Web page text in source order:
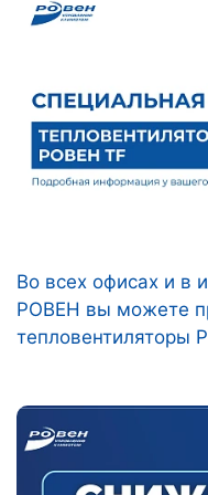
Во всех офисах и в
РОВЕН вы можете
тепловентиляторы